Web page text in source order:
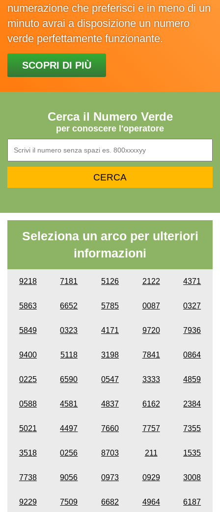
numerazione che preferisci e in meno di un
minuto avrai a disposizione un numero
verde perfettamente funzionante.
SCOPRI DI PIÙ
Cerca il Numero Verde
per conoscere l'operatore
Seleziona un arco per ulteriori
informazioni
9218 7181 5126 2122 4371
5863 6652 5785 0087 0327
5849 0323 4171 9720 7936
9400 5118 3198 7841 0864
0225 6590 0547 3333 4859
0588 4581 4837 6162 2384
5021 4497 7660 7757 7355
3518 0256 8703 211 1535
7738 9056 0973 0929 3008
9229 7509 6682 4964 6187